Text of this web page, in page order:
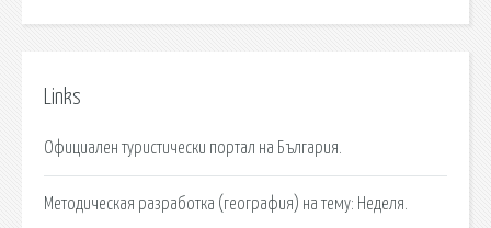
Links
Официален туристически портал на България.
Методическая разработка (география) на тему: Неделя.